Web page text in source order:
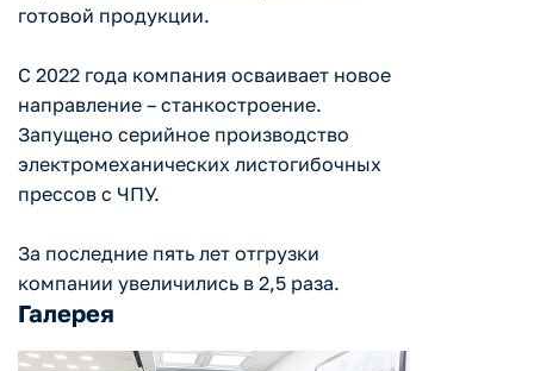
готовой продукции.
С 2022 года компания осваивает новое
направление – станкостроение.
Запущено серийное производство
электромеханических листогибочных
прессов с ЧПУ.
За последние пять лет отгрузки
компании увеличились в 2,5 раза.
Галерея